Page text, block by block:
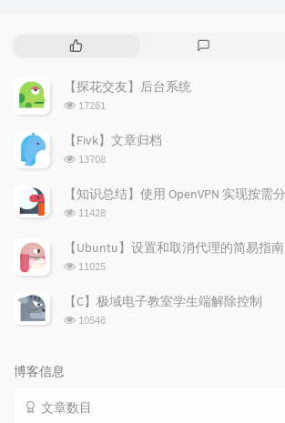
热
文
章
【探花交友】后台系统
浏
次
17261
【Fivk】文章归档
浏
次
数:
13708
浏
次
11428
【Ubuntu】设置和取消代理的简易指南
浏
次
数:
11025
【C】极域电子教室学生端解除控制
浏
10548
博客信息
文章数目